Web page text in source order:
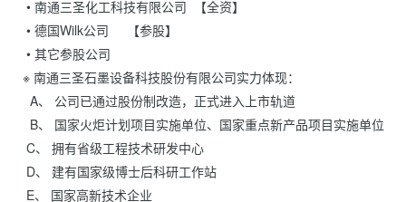
※ 南通三圣石墨设备科技股份有限公司实力体现：